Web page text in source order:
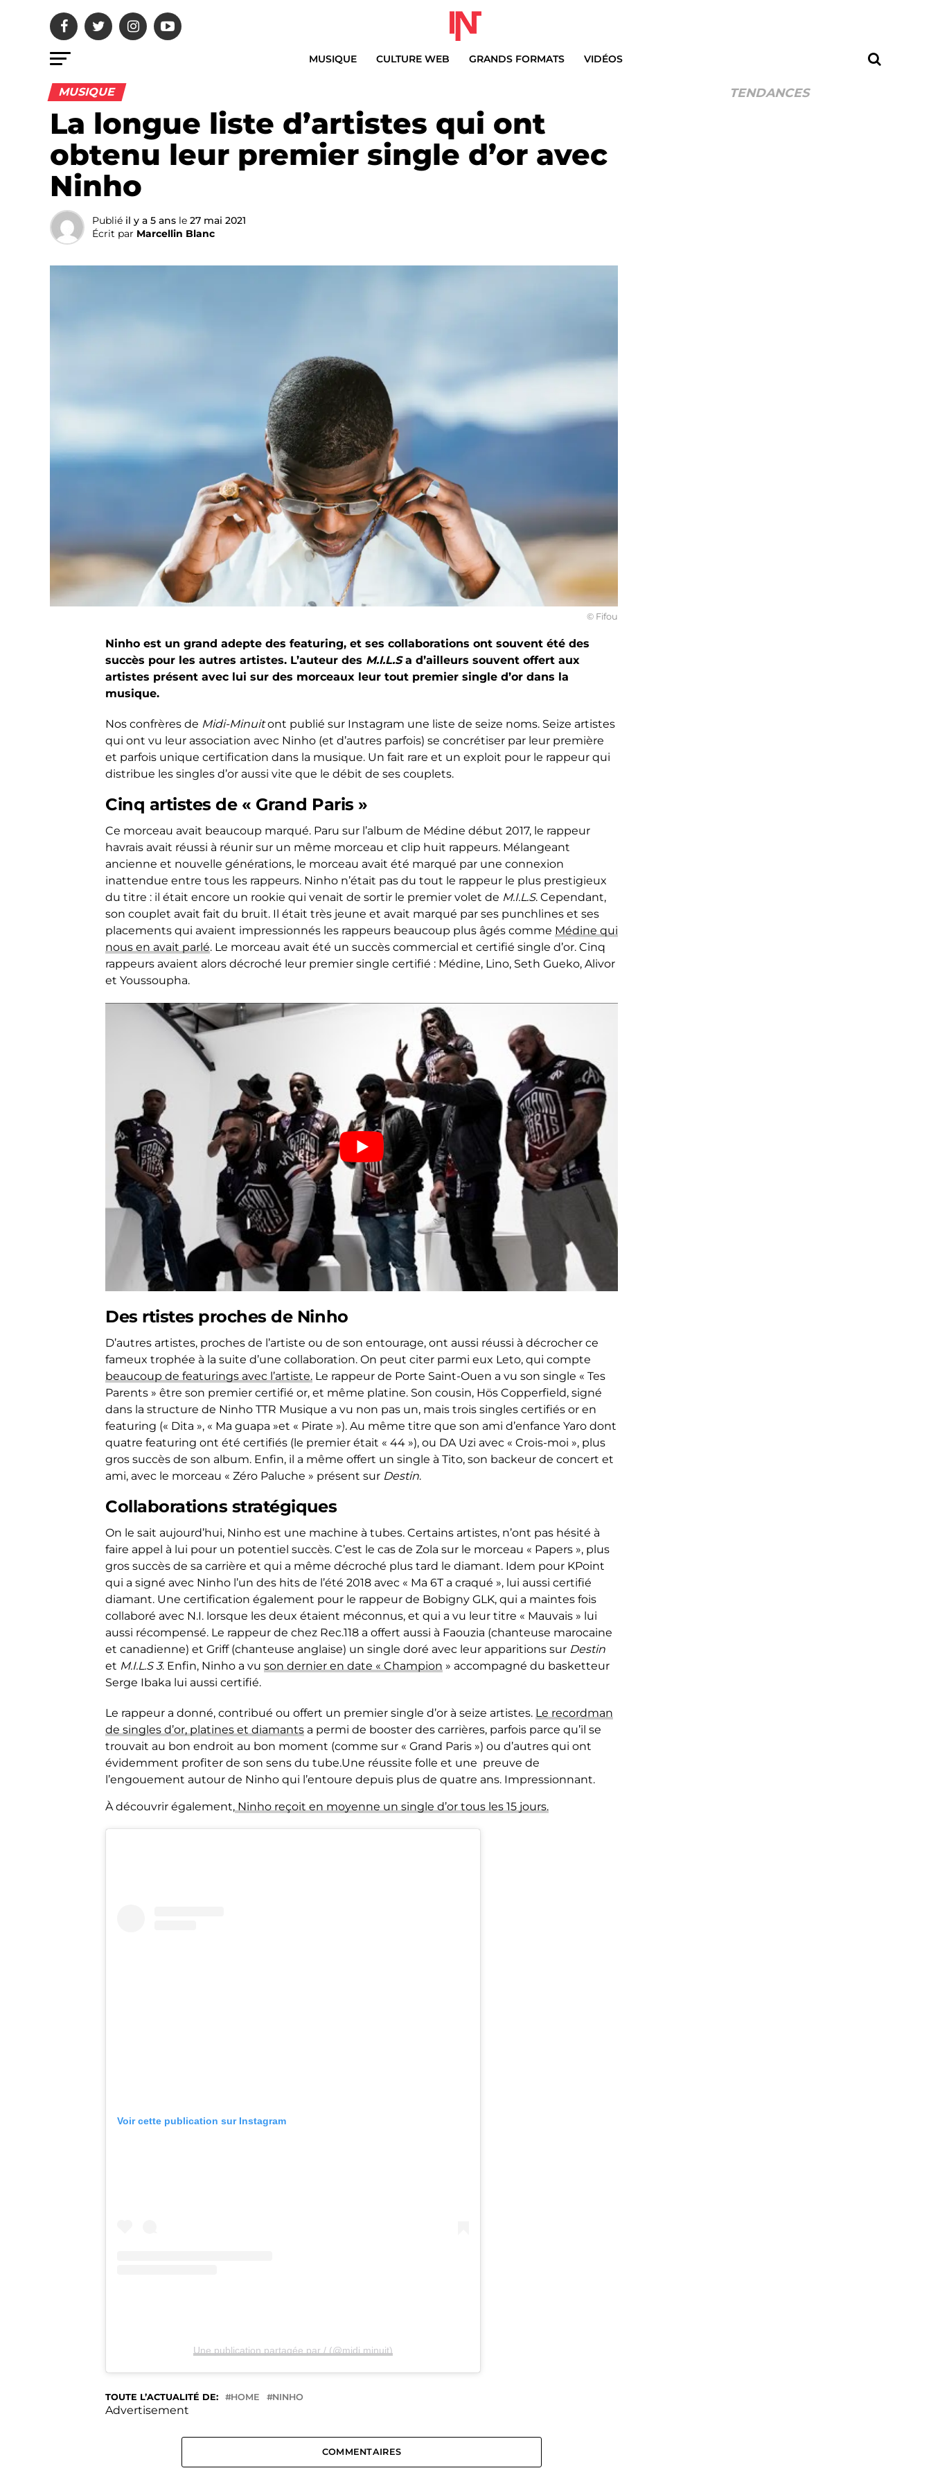
MUSIQUE CULTURE WEB GRANDS FORMATS VIDÉOS
MUSIQUE
La longue liste d’artistes qui ont
obtenu leur premier single d’or avec
Ninho
Publié il y a 5 ans le 27 mai 2021
Écrit par Marcellin Blanc
© Fifou
Ninho est un grand adepte des featuring, et ses collaborations ont souvent été des
succès pour les autres artistes. L’auteur des M.I.L.Sa d’ailleurs souvent offert aux
artistes présent avec lui sur des morceaux leur tout premier single d’or dans la
musique.
Nos confrères de Midi-Minuitont publié sur Instagram une liste de seize noms. Seize artistes
qui ont vu leur association avec Ninho (et d’autres parfois) se concrétiser par leur première
et parfois unique certification dans la musique. Un fait rare et un exploit pour le rappeur qui
distribue les singles d’or aussi vite que le débit de ses couplets.
Cinq artistes de « Grand Paris »
Ce morceau avait beaucoup marqué. Paru sur l’album de Médine début 2017, le rappeur
havrais avait réussi à réunir sur un même morceau et clip huit rappeurs. Mélangeant
ancienne et nouvelle générations, le morceau avait été marqué par une connexion
inattendue entre tous les rappeurs. Ninho n’était pas du tout le rappeur le plus prestigieux
du titre : il était encore un rookie qui venait de sortir le premier volet de M.I.L.S. Cependant,
son couplet avait fait du bruit. Il était très jeune et avait marqué par ses punchlines et ses
placements qui avaient impressionnés les rappeurs beaucoup plus âgés comme Médine qui
nous en avait parlé. Le morceau avait été un succès commercial et certifié single d’or. Cinq
rappeurs avaient alors décroché leur premier single certifié : Médine, Lino, Seth Gueko, Alivor
et Youssoupha.
Des rtistes proches de Ninho
D’autres artistes, proches de l’artiste ou de son entourage, ont aussi réussi à décrocher ce
fameux trophée à la suite d’une collaboration. On peut citer parmi eux Leto, qui compte
beaucoup de featurings avec l’artiste. Le rappeur de Porte Saint-Ouen a vu son single « Tes
Parents » être son premier certifié or, et même platine. Son cousin, Hös Copperfield, signé
dans la structure de Ninho TTR Musique a vu non pas un, mais trois singles certifiés or en
featuring (« Dita », « Ma guapa »et « Pirate »). Au même titre que son ami d’enfance Yaro dont
quatre featuring ont été certifiés (le premier était « 44 »), ou DA Uzi avec « Crois-moi », plus
gros succès de son album. Enfin, il a même offert un single à Tito, son backeur de concert et
ami, avec le morceau « Zéro Paluche » présent sur Destin.
Collaborations stratégiques
On le sait aujourd’hui, Ninho est une machine à tubes. Certains artistes, n’ont pas hésité à
faire appel à lui pour un potentiel succès. C’est le cas de Zola sur le morceau « Papers », plus
gros succès de sa carrière et qui a même décroché plus tard le diamant. Idem pour KPoint
qui a signé avec Ninho l’un des hits de l’été 2018 avec « Ma 6T a craqué », lui aussi certifié
diamant. Une certification également pour le rappeur de Bobigny GLK, qui a maintes fois
collaboré avec N.I. lorsque les deux étaient méconnus, et qui a vu leur titre « Mauvais » lui
aussi récompensé. Le rappeur de chez Rec.118 a offert aussi à Faouzia (chanteuse marocaine
et canadienne) et Griff (chanteuse anglaise) un single doré avec leur apparitions sur Destin
et M.I.L.S 3. Enfin, Ninho a vu son dernier en date « Champion » accompagné du basketteur
Serge Ibaka lui aussi certifié.
Le rappeur a donné, contribué ou offert un premier single d’or à seize artistes. Le recordman
de singles d’or, platines et diamants a permi de booster des carrières, parfois parce qu’il se
trouvait au bon endroit au bon moment (comme sur « Grand Paris ») ou d’autres qui ont
évidemment profiter de son sens du tube.Une réussite folle et une preuve de
l’engouement autour de Ninho qui l’entoure depuis plus de quatre ans. Impressionnant.
À découvrir également, Ninho reçoit en moyenne un single d’or tous les 15 jours.
Voir cette publication sur Instagram
Une publication partagée par / (@midi.minuit)
TOUTE L’ACTUALITÉ DE: HOME NINHO
Advertisement
COMMENTAIRES
TENDANCES